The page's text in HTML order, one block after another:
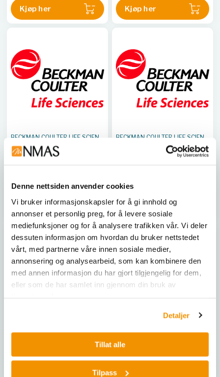
Denne nettsiden anvender cookies
Vi bruker informasjonskapsler for å gi innhold og
annonser et personlig preg, for å levere sosiale
mediefunksjoner og for å analysere trafikken vår. Vi deler
dessuten informasjon om hvordan du bruker nettstedet
vårt, med partnerne våre innen sosiale medier,
annonsering og analysearbeid, som kan kombinere den
med annen informasjon du har gjort tilgjengelig for dem,
eller som de har samlet inn gjennom din bruk av
Detaljer
Tillat alle
Tilpass
Kjøp her Kjøp her
BIOMEK FX 96-CHANNEL
DISPOSABLE TIP
Kjøp her
Bag, Disposal, Biohazard,
Kjøp her
BECKMAN COULTER LIFE SCIENCES
Arched, Widetab,
Package of 4
BECKMAN COULTER LIFE SCIENCES
Biomek FXP Target Prep
Express, Axiom